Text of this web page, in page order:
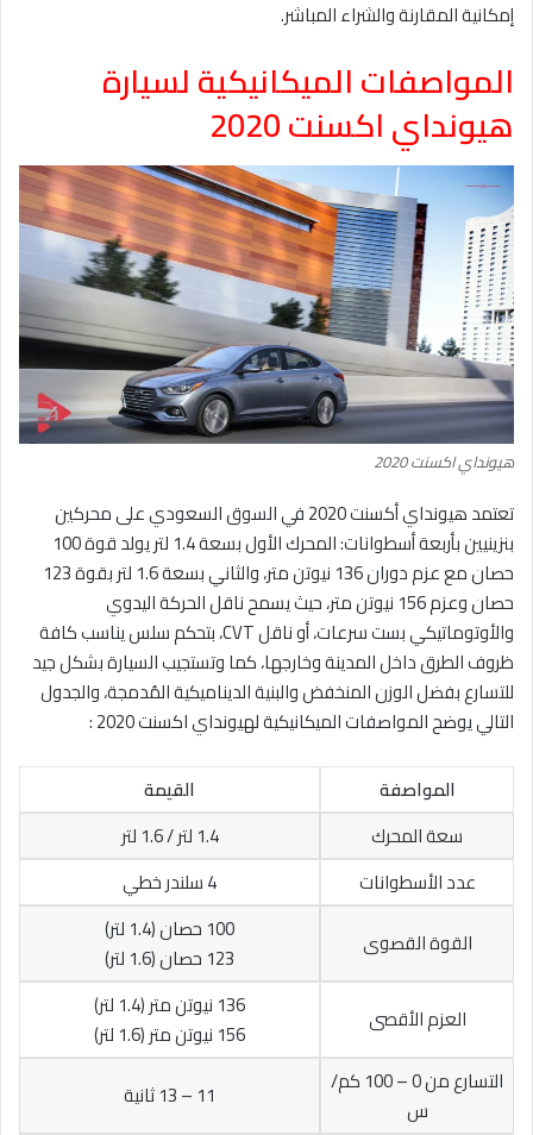
إمكانية المقارنة والشراء المباشر.
المواصفات الميكانيكية لسيارة
هيونداي اكسنت 2020
هيونداي اكسنت 2020
تعتمد هيونداي أكسنت 2020 في السوق السعودي على محركين
بنزينيين بأربعة أسطوانات: المحرك الأول بسعة 1.4 لتر يولد قوة 100
حصان مع عزم دوران 136 نيوتن متر، والثاني بسعة 1.6 لتر بقوة 123
حصان وعزم 156 نيوتن متر، حيث يسمح ناقل الحركة اليدوي
والأوتوماتيكي بست سرعات، أو ناقل CVT، بتحكم سلس يناسب كافة
ظروف الطرق داخل المدينة وخارجها، كما وتستجيب السيارة بشكل جيد
للتسارع بفضل الوزن المنخفض والبنية الديناميكية المُدمجة، والجدول
التالي يوضح المواصفات الميكانيكية لهيونداي اكسنت 2020 :
المواصفة
القيمة
سعة المحرك
1.4 لتر / 1.6 لتر
عدد الأسطوانات
4 سلندر خطي
القوة القصوى
100 حصان (1.4 لتر)
123 حصان (1.6 لتر)
العزم الأقصى
136 نيوتن متر (1.4 لتر)
156 نيوتن متر (1.6 لتر)
التسارع من 0 – 100 كم/
س
11 – 13 ثانية